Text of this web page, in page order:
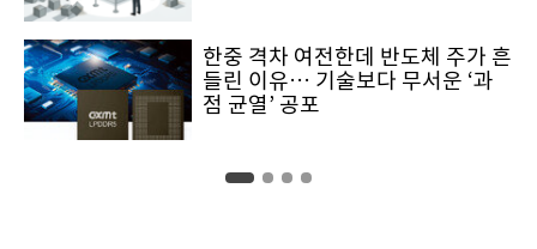
한중 격차 여전한데 반도체 주가 흔
들린 이유… 기술보다 무서운 ‘과
점 균열’ 공포